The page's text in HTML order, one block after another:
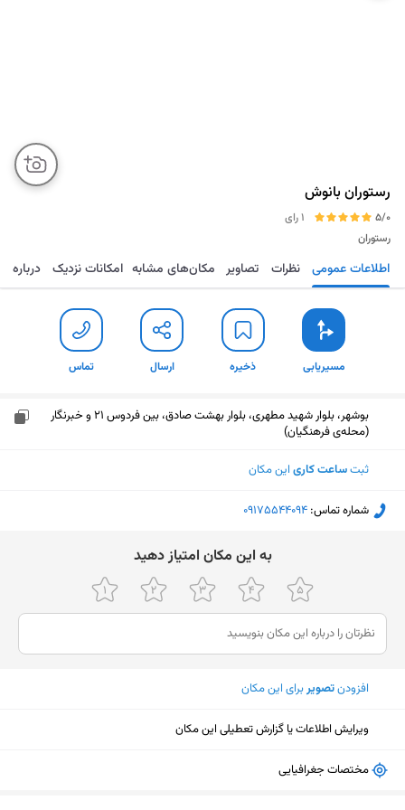
رستوران بانوش
5/0
1 رای
رستوران
مسیریابی ذخیره ارسال تماس اطلاعات عمومی نظرات تصاویر مکان‌های مشابه امکانات نزدیک درباره
مسیریابی ذخیره ارسال تماس
بوشهر، بلوار شهید مطهری، بلوار بهشت صادق، بین فردوس 21 و خبرنگار
(محله‌ی فرهنگیان)
ثبتساعت کاری این مکان
شماره تماس: ‎09175544094
ﺑﻪ اﯾﻦ ﻣﮑﺎن اﻣﺘﯿﺎز دﻫﯿﺪ
افزودنتصویربرای این مکان
ویرایش اطلاعات یا گزارش تعطیلی این مکان
مختصات جغرافیایی